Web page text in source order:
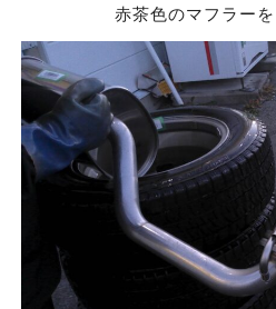
赤茶色のマフラーを